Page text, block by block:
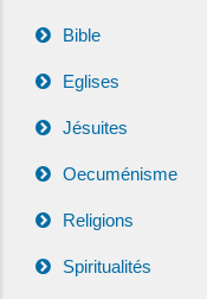
Bible
Eglises
Jésuites
Oecuménisme
Religions
Spiritualités